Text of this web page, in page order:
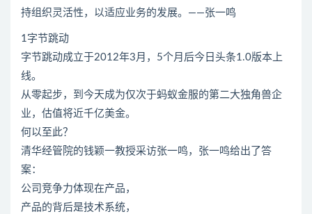
持组织灵活性，以适应业务的发展。——张一鸣
1字节跳动
字节跳动成立于2012年3月，5个月后今日头条1.0版本上
线。
从零起步，到今天成为仅次于蚂蚁金服的第二大独角兽企
业，估值将近千亿美金。
何以至此？
清华经管院的钱颖一教授采访张一鸣，张一鸣给出了答
案：
公司竞争力体现在产品，
产品的背后是技术系统，